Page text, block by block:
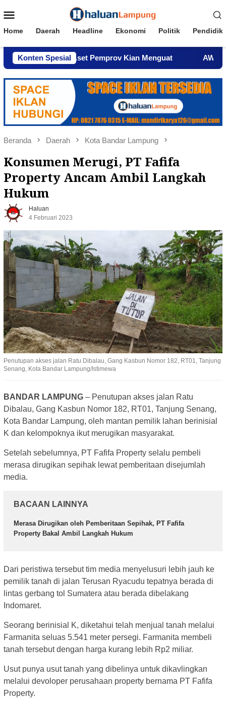
ke
Mobile
Home Daerah Headline Ekonomi Politik
Konten Spesial
Aset Pemprov Kian Menguat AWPI Serukan
Beranda Daerah Kota Bandar Lampung
Konsumen Merugi, PT Fafifa
Property Ancam Ambil Langkah
Hukum
Haluan
4 Februari 2023
Penutupan akses jalan Ratu Dibalau, Gang Kasbun Nomor 182, RT01, Tanjung
Senang, Kota Bandar Lampung/Istimewa
BANDAR LAMPUNG – Penutupan akses jalan Ratu
Dibalau, Gang Kasbun Nomor 182, RT01, Tanjung Senang,
Kota Bandar Lampung, oleh mantan pemilik lahan berinisial
K dan kelompoknya ikut merugikan masyarakat.
Setelah sebelumnya, PT Fafifa Property selalu pembeli
merasa dirugikan sepihak lewat pemberitaan disejumlah
media.
BACAAN LAINNYA
Merasa Dirugikan oleh Pemberitaan Sepihak, PT Fafifa
Property Bakal Ambil Langkah Hukum
Dari peristiwa tersebut tim media menyelusuri lebih jauh ke
pemilik tanah di jalan Terusan Ryacudu tepatnya berada di
lintas gerbang tol Sumatera atau berada dibelakang
Indomaret.
Seorang berinisial K, diketahui telah menjual tanah melalui
Farmanita seluas 5.541 meter persegi. Farmanita membeli
tanah tersebut dengan harga kurang lebih Rp2 miliar.
Usut punya usut tanah yang dibelinya untuk dikavlingkan
melalui devoloper perusahaan property bernama PT Fafifa
Property.